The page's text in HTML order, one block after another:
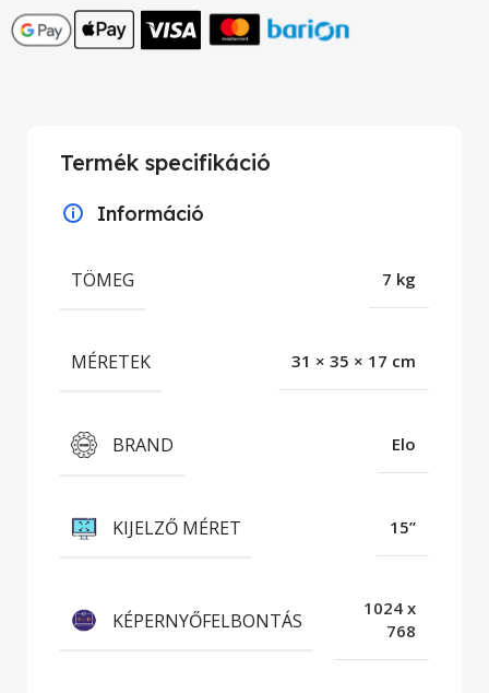
Termék specifikáció
Információ
TÖMEG 7 kg
MÉRETEK 31 × 35 × 17 cm
BRAND Elo
KIJELZŐ MÉRET 15”
KÉPERNYŐFELBONTÁS
1024 x
768